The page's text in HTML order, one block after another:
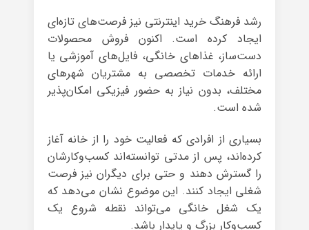
رشد فرهنگ خرید اینترنتی نیز فرصت‌های تازه‌ای
ایجاد کرده است. اکنون فروش محصولات
دست‌ساز، غذاهای خانگی، فایل‌های آموزشی یا
ارائه خدمات تخصصی به مشتریان شهرهای
مختلف، بدون نیاز به حضور فیزیکی امکان‌پذیر
شده است.
بسیاری از افرادی که فعالیت خود را از خانه آغاز
کرده‌اند، پس از مدتی توانسته‌اند کسب‌وکارشان
را گسترش دهند و حتی برای دیگران نیز فرصت
شغلی ایجاد کنند. این موضوع نشان می‌دهد که
یک شغل خانگی می‌تواند نقطه شروع یک
کسب‌وکار بزرگ و پایدار باشد.